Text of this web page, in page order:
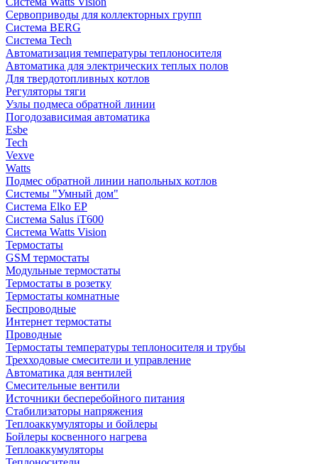
Сервоприводы для коллекторных групп
Система BERG
Система Tech
Автоматизация температуры теплоносителя
Автоматика для электрических теплых полов
Для твердотопливных котлов
Регуляторы тяги
Узлы подмеса обратной линии
Погодозависимая автоматика
Esbe
Tech
Vexve
Watts
Подмес обратной линии напольных котлов
Системы "Умный дом"
Система Elko EP
Система Salus iT600
Система Watts Vision
Термостаты
GSM термостаты
Модульные термостаты
Термостаты в розетку
Термостаты комнатные
Беспроводные
Интернет термостаты
Проводные
Термостаты температуры теплоносителя и трубы
Трехходовые смесители и управление
Автоматика для вентилей
Смесительные вентили
Источники бесперебойного питания
Стабилизаторы напряжения
Теплоаккумуляторы и бойлеры
Бойлеры косвенного нагрева
Теплоаккумуляторы